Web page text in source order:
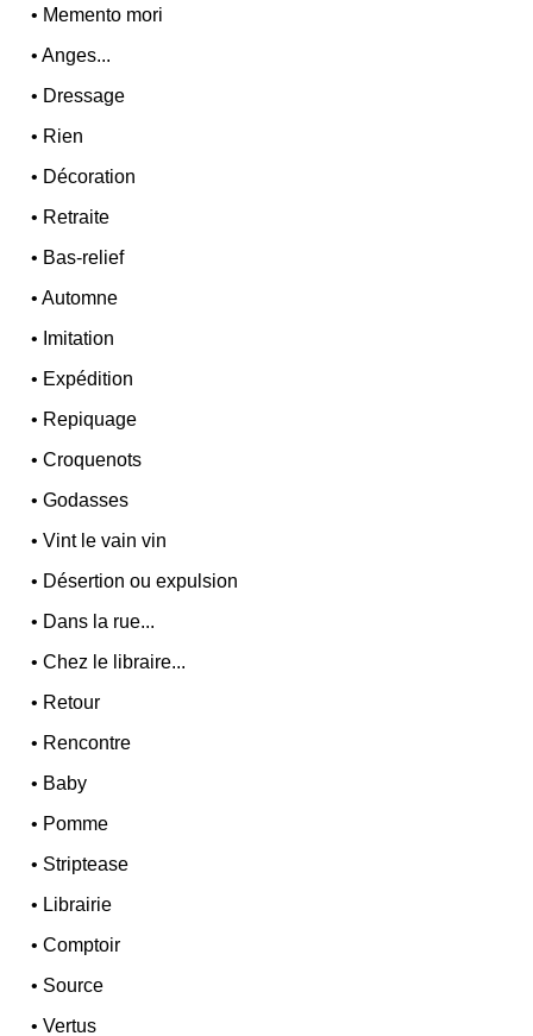
• Memento mori
•Anges...
• Dressage
• Rien
• Décoration
• Retraite
• Bas-relief
•Automne
• Imitation
• Expédition
• Repiquage
•Croquenots
•Godasses
•Vint le vain vin
• Désertion ou expulsion
• Dans la rue...
•Chez le libraire...
• Retour
• Rencontre
• Baby
• Pomme
• Striptease
• Librairie
•Comptoir
• Source
•Vertus